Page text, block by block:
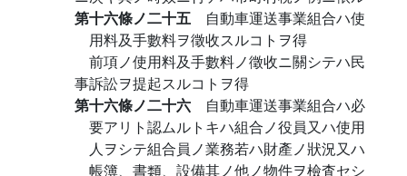
第十六條ノ二十五 自動車運送事業組合ハ使
用料及手數料ヲ徵收スルコトヲ得
前項ノ使用料及手數料ノ徵收ニ關シテハ民
事訴訟ヲ提起スルコトヲ得
第十六條ノ二十六 自動車運送事業組合ハ必
要アリト認ムルトキハ組合ノ役員又ハ使用
人ヲシテ組合員ノ業務若ハ財產ノ狀況又ハ
帳簿、書類、設備其ノ他ノ物件ヲ檢査セシ